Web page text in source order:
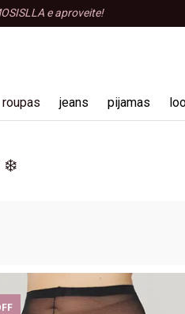
e aproveite!
roupas jeans pijamas
❄️